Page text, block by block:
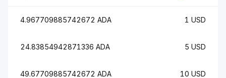
4.967709885742672 ADA 1 USD
24.83854942871336 ADA 5 USD
49.67709885742672 ADA 10 USD